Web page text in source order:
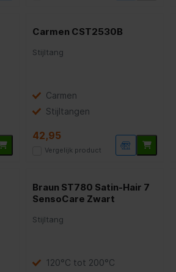
Carmen CST2530B
Stijltang
Carmen
Stijltangen
42,95
Vergelijk product
Braun ST780 Satin-Hair 7
SensoCare Zwart
Stijltang
120°C tot 200°C